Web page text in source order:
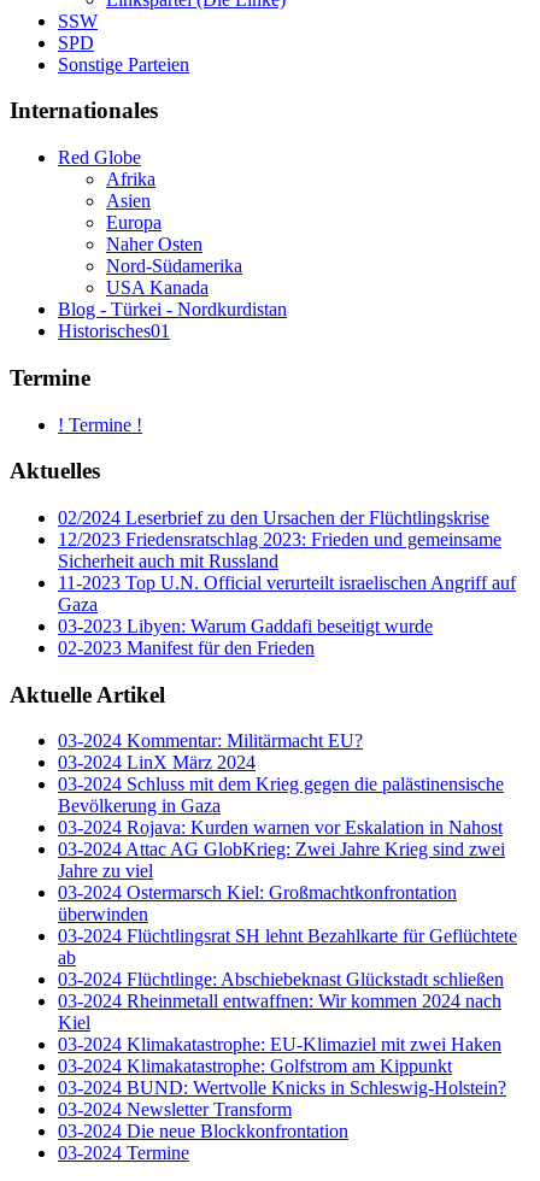
SSW
SPD
Sonstige Parteien
Internationales
Red Globe
Afrika
Asien
Europa
Naher Osten
Nord-Südamerika
USA Kanada
Blog - Türkei - Nordkurdistan
Historisches01
Termine
! Termine !
Aktuelles
02/2024 Leserbrief zu den Ursachen der Flüchtlingskrise
12/2023 Friedensratschlag 2023: Frieden und gemeinsame
Sicherheit auch mit Russland
11-2023 Top U.N. Official verurteilt israelischen Angriff auf
Gaza
03-2023 Libyen: Warum Gaddafi beseitigt wurde
02-2023 Manifest für den Frieden
Aktuelle Artikel
03-2024 Kommentar: Militärmacht EU?
03-2024 LinX März 2024
03-2024 Schluss mit dem Krieg gegen die palästinensische
Bevölkerung in Gaza
03-2024 Rojava: Kurden warnen vor Eskalation in Nahost
03-2024 Attac AG GlobKrieg: Zwei Jahre Krieg sind zwei
Jahre zu viel
03-2024 Ostermarsch Kiel: Großmachtkonfrontation
überwinden
03-2024 Flüchtlingsrat SH lehnt Bezahlkarte für Geflüchtete
ab
03-2024 Flüchtlinge: Abschiebeknast Glückstadt schließen
03-2024 Rheinmetall entwaffnen: Wir kommen 2024 nach
Kiel
03-2024 Klimakatastrophe: EU-Klimaziel mit zwei Haken
03-2024 Klimakatastrophe: Golfstrom am Kippunkt
03-2024 BUND: Wertvolle Knicks in Schleswig-Holstein?
03-2024 Newsletter Transform
03-2024 Die neue Blockkonfrontation
03-2024 Termine